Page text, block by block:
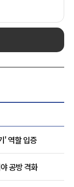
' 역할 입증
공방 격화